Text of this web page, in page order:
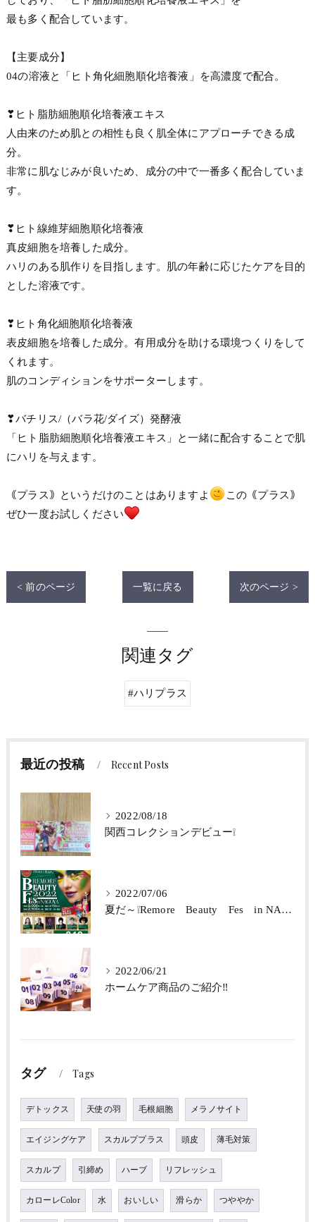
最も多く配合しています。
【主要成分】
04の溶液と「ヒト角化細胞順化培養液」を高濃度で配合。
❣ヒト脂肪細胞順化培養液エキス
人由来のため肌との相性も良く肌全体にアプローチできる成
分。
非常に肌なじみが良いため、成分の中で一番多く配合していま
す。
❣ヒト線維芽細胞順化培養液
真皮細胞を培養した成分。
ハリのある肌作りを目指します。肌の年齢に応じたケアを目的
とした溶液です。
❣ヒト角化細胞順化培養液
表皮細胞を培養した成分。有用成分を助ける環境つくりをして
くれます。
肌のコンディションをサポーターします。
❣バチリス/（バラ花/ダイズ）発酵液
「ヒト脂肪細胞順化培養液エキス」と一緒に配合することで肌
にハリを与えます。
｟プラス｠というだけのことはありますよ
この｟プラス｠
ぜひ一度お試しください
< 前のページ 一覧に戻る 次のページ >
関連タグ
#ハリプラス
最近の投稿 Recent Posts
2022/08/18
関西コレクションデビュー❕
2022/07/06
夏だ～❕Remore Beauty Fes in NAGOYA 2022‼
2022/06/21
ホームケア商品のご紹介‼
タグ Tags
デトックス 天使の羽 毛根細胞 メラノサイト
エイジングケア スカルププラス 頭皮 薄毛対策
スカルプ 引締め ハーブ リフレッシュ
カローレColor 水 おいしい 滑らか つややか